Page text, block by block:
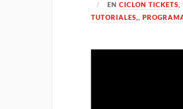
ENCICLON TICKETS,
TUTORIALES,,